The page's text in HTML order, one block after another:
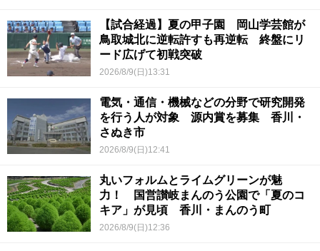
【試合経過】夏の甲子園 岡山学芸館が
鳥取城北に逆転許すも再逆転 終盤にリ
ード広げて初戦突破
2026/8/9(日)13:31
電気・通信・機械などの分野で研究開発
を行う人が対象 源内賞を募集 香川・
さぬき市
2026/8/9(日)12:41
丸いフォルムとライムグリーンが魅
力！ 国営讃岐まんのう公園で「夏のコ
キア」が見頃 香川・まんのう町
2026/8/9(日)12:36